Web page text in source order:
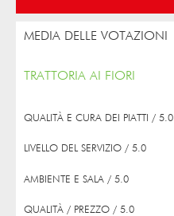
MEDIA DELLE VOTAZIONI
TRATTORIA AI FIORI
QUALITÀ E CURA DEI PIATTI / 5.0
LIVELLO DEL SERVIZIO / 5.0
AMBIENTE E SALA / 5.0
QUALITÀ / PREZZO / 5.0